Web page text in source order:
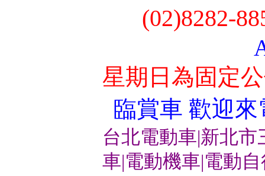
(02)8282-
星期日為固定
臨賞車 歡迎來
台北電動車|新北
車|電動機車|電動